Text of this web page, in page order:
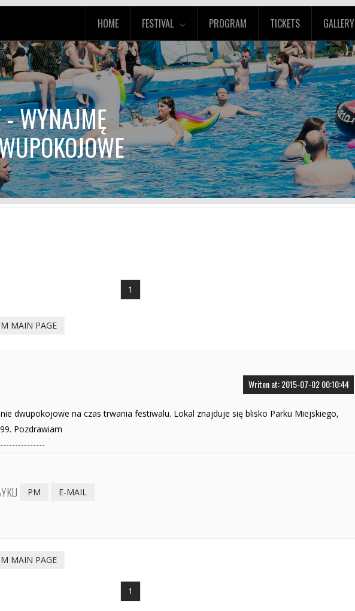
HOME FESTIVAL PROGRAM TICKETS GALLERY
WYNAJMĘ
1
MAIN PAGE
Writen at: 2015-07-02 00:10:44
dwupokojowe na czas trwania festiwalu. Lokal znajduje się blisko Parku Miejskiego,
Pozdrawiam
PM E-MAIL
MAIN PAGE
1